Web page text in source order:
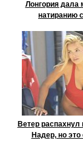
Лонгория дала
натиранию
Ветер распахнул
Надер, но